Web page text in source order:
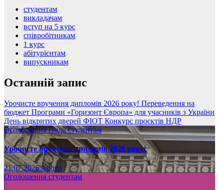
студентам
викладачам
вступ на 5 курс
співробітникам
1 курс
абітурієнтам
випускникам
Останній запис
Урочисте вручення дипломів 2026 року! Переведення на
бюджет Програми «Горизонт Європа» для учасників з України
День відкритих дверей ФІОТ Конкурс проєктів НДР
ОголошенняПодіїстудентам
Урочисте вручення дипломів 2026 року!
21.07.2026Admin
Оголошення студентам